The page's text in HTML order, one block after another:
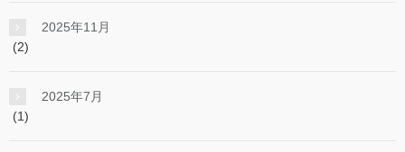
2025年11月
(2)
2025年7月
(1)